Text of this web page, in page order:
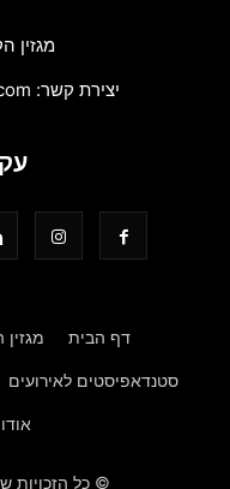
מגזין
יצירת קשר:
דף הבית
סטנדאפיסטים לאירועים
© כל הזכויות